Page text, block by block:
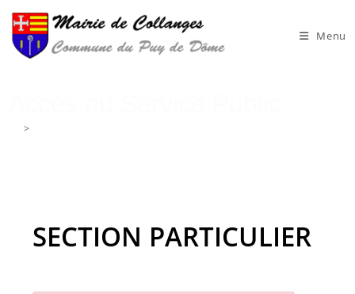
Skip
content
Menu
>
SECTION PARTICULIER